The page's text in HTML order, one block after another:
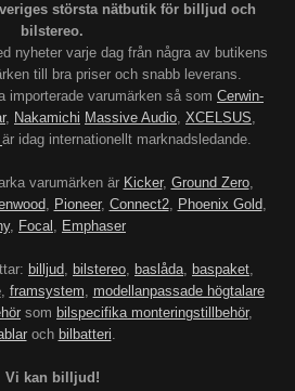
största nätbutik för billjud och
bilstereo.
nyheter varje dag från några av butikens
till bra priser och snabb leverans.
importerade varumärken så som Cerwin-
, Nakamichi Massive Audio, XCELSUS,
är idag internationellt marknadsledande.
varumärken är Kicker, Ground Zero,
, Pioneer, Connect2, Phoenix Gold,
, Focal , Emphaser
billjud, bilstereo, baslåda, baspaket,
, framsystem, modellanpassade högtalare
som bilspecifika monteringstillbehör,
och bilbatteri.
Vi kan billjud!